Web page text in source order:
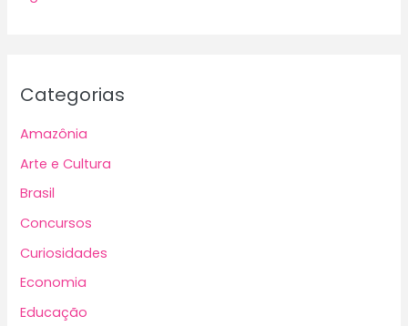
Categorias
Amazônia
Arte e Cultura
Brasil
Concursos
Curiosidades
Economia
Educação